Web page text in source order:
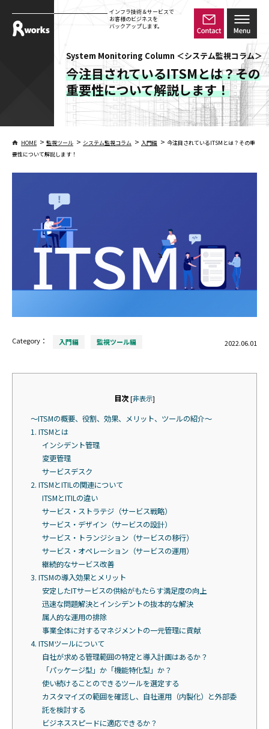
インフラ技術＆サービスで
お客様のビジネスを
バックアップします。
System Monitoring Column ＜システム監視コラム＞
今注目されているITSMとは？その
重要性について解説します！
HOME > 監視ツール > システム監視コラム > 入門編 > 今注目されているITSMとは？その重
要性について解説します！
Category： 入門編 監視ツール編 2022.06.01
目次[非表示]
〜ITSMの概要、役割、効果、メリット、ツールの紹介〜
1. ITSMとは
インシデント管理
変更管理
サービスデスク
2. ITSMとITILの関連について
ITSMとITILの違い
サービス・ストラテジ（サービス戦略）
サービス・デザイン（サービスの設計）
サービス・トランジション（サービスの移行）
サービス・オペレーション（サービスの運用）
継続的なサービス改善
3. ITSMの導入効果とメリット
安定したITサービスの供給がもたらす満足度の向上
迅速な問題解決とインシデントの抜本的な解決
属人的な運用の排除
事業全体に対するマネジメントの一元管理に貢献
4. ITSMツールについて
自社が求める管理範囲の特定と導入計画はあるか？
「パッケージ型」か「機能特化型」か？
使い続けることのできるツールを選定する
カスタマイズの範囲を確認し、自社運用（内製化）と外部委
託を検討する
ビジネススピードに適応できるか？